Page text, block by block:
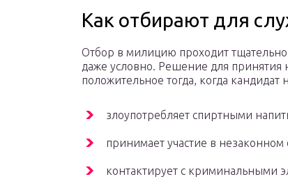
Как отбирают для
Отбор в милицию проходит
даже условно. Решение для принятия
положительное тогда, когда кандидат
злоупотребляет спиртными
принимает участие в
контактирует с криминальными